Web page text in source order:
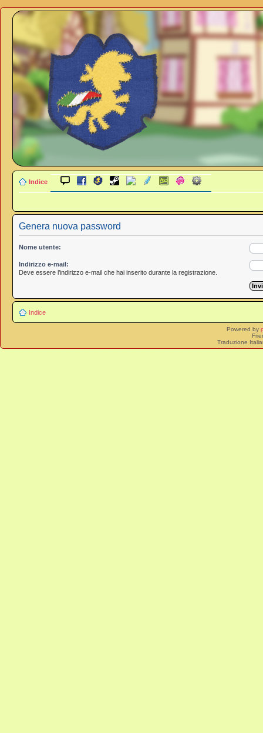
Indice
Genera nuova password
Nome utente:
Indirizzo e-mail:
Deve essere l’indirizzo e-mail che hai inserito durante la registrazione.
Indice
Powered by
Traduzione